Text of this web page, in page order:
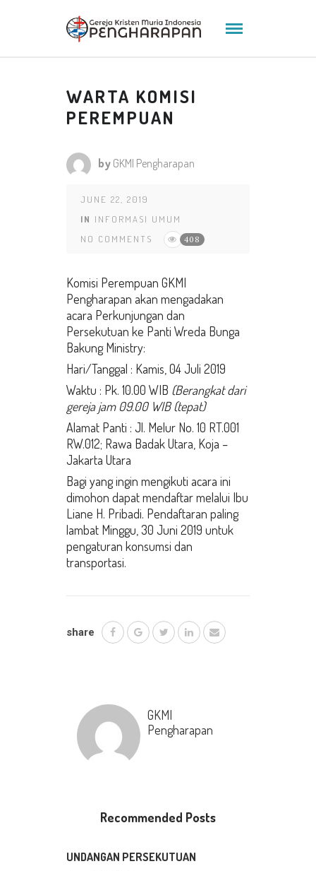
WARTA KOMISI
PEREMPUAN
by GKMI Pengharapan
JUNE 22, 2019
IN INFORMASI UMUM
NO COMMENTS
408
Komisi Perempuan GKMI
Pengharapan akan mengadakan
acara Perkunjungan dan
Persekutuan ke Panti Wreda Bunga
Bakung Ministry:
Hari/Tanggal : Kamis, 04 Juli 2019
Waktu : Pk. 10.00 WIB (Berangkat dari
gereja jam 09.00 WIB (tepat)
Alamat Panti : Jl. Melur No. 10 RT.001
RW.012; Rawa Badak Utara, Koja –
Jakarta Utara
Bagi yang ingin mengikuti acara ini
dimohon dapat mendaftar melalui Ibu
Liane H. Pribadi. Pendaftaran paling
lambat Minggu, 30 Juni 2019 untuk
pengaturan konsumsi dan
transportasi.
share
GKMI
Pengharapan
Recommended Posts
UNDANGAN PERSEKUTUAN